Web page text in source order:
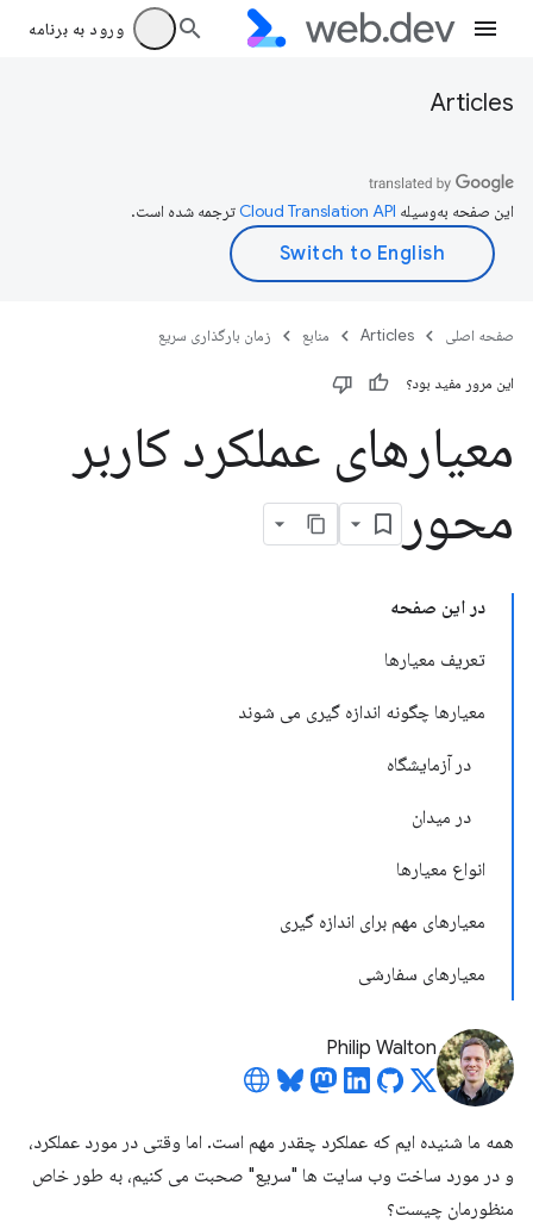
ورود به برنامه
Articles
این صفحه به‌وسیله ترجمه شده است.
صفحه اصلی Articles منابع زمان بارگذاری سریع
این مرور مفید بود؟
معیارهای عملکرد کاربر
محور
در این صفحه
تعریف معیارها
معیارها چگونه اندازه گیری می شوند
در آزمایشگاه
در میدان
انواع معیارها
معیارهای مهم برای اندازه گیری
معیارهای سفارشی
Philip Walton
همه ما شنیده ایم که عملکرد چقدر مهم است. اما وقتی در مورد عملکرد،
و در مورد ساخت وب سایت ها "سریع" صحبت می کنیم، به طور خاص
منظورمان چیست؟